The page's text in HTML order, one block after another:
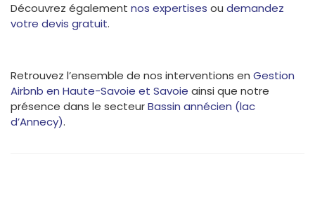
Découvrez également nos expertises ou demandez
votre devis gratuit.
Retrouvez l’ensemble de nos interventions en Gestion
Airbnb en Haute-Savoie et Savoie ainsi que notre
présence dans le secteurBassin annécien (lac
d’Annecy).